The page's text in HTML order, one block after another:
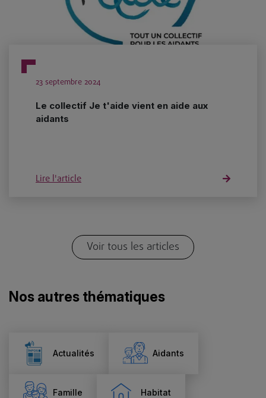
23 septembre 2024
Le collectif Je t'aide vient en aide aux
aidants
Lire l'article
Voir tous les articles
Nos autres thématiques
Actualités Aidants
Famille Habitat